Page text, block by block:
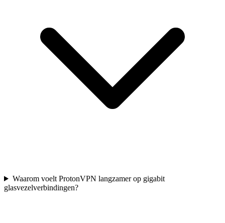
Waarom voelt ProtonVPN langzamer op gigabit
glasvezelverbindingen?